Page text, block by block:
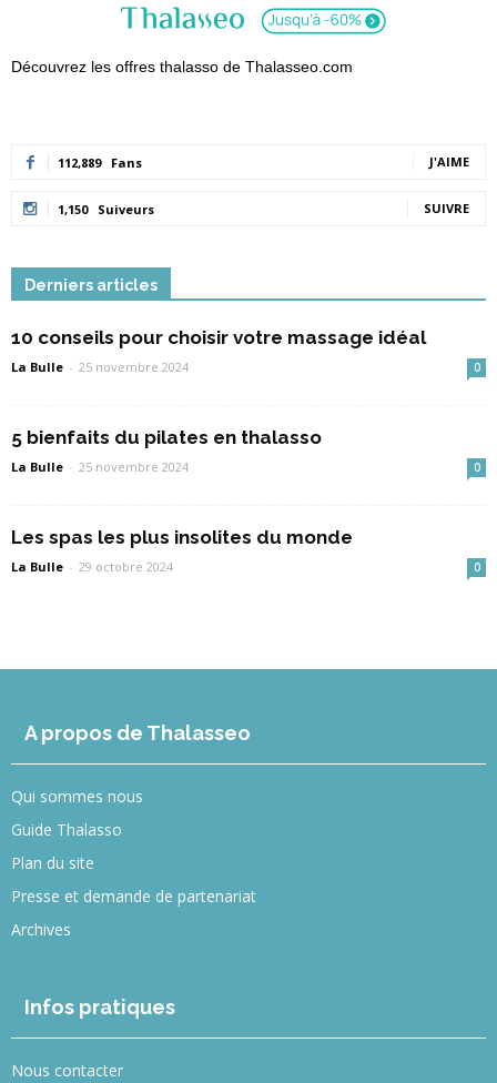
Découvrez les offres thalasso de Thalasseo.com
112,889 Fans J'AIME
1,150 Suiveurs SUIVRE
Derniers articles
10 conseils pour choisir votre massage idéal
La Bulle - 25 novembre 2024 0
5 bienfaits du pilates en thalasso
La Bulle - 25 novembre 2024 0
Les spas les plus insolites du monde
La Bulle - 29 octobre 2024 0
A propos de Thalasseo
Qui sommes nous
Guide Thalasso
Plan du site
Presse et demande de partenariat
Archives
Infos pratiques
Nous contacter